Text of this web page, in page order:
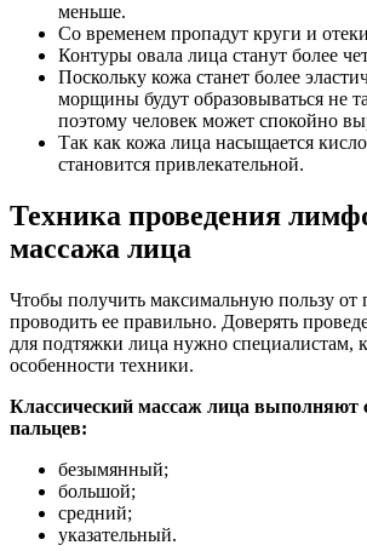
меньше.
Со временем пропадут круги и
Контуры овала лица станут более
Поскольку кожа станет более
морщины будут образовываться не
поэтому человек может спокойно
Так как кожа лица насыщается
становится привлекательной.
Техника проведения
массажа лица
Чтобы получить максимальную пользу
проводить ее правильно. Доверять
для подтяжки лица нужно специалистам,
особенности техники.
Классический массаж лица
пальцев:
безымянный;
большой;
средний;
указательный.